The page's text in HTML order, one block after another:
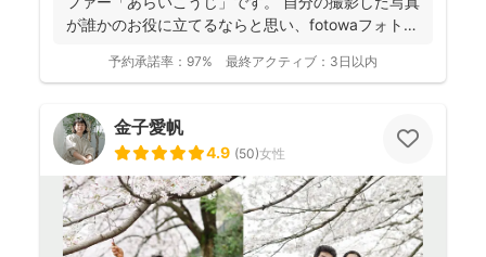
が誰かのお役に立てるならと思い、fotowaフォトグ
予約承諾率： 97% 最終アクティブ： 3日以内
金子愛帆
4.9 (50)女性